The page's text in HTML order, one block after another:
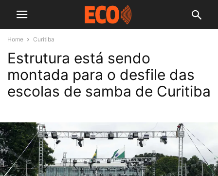
Home Curitiba
Estrutura está sendo
montada para o desfile das
escolas de samba de Curitiba